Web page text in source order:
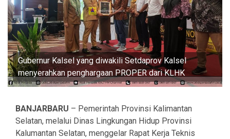
Gubernur Kalsel yang diwakili Setdaprov Kalsel
menyerahkan penghargaan PROPER dari KLHK
BANJARBARU – Pemerintah Provinsi Kalimantan
Selatan, melalui Dinas Lingkungan Hidup Provinsi
Kalumantan Selatan, menggelar Rapat Kerja Teknis